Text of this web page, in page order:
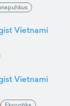
Vietnami
Vietnami